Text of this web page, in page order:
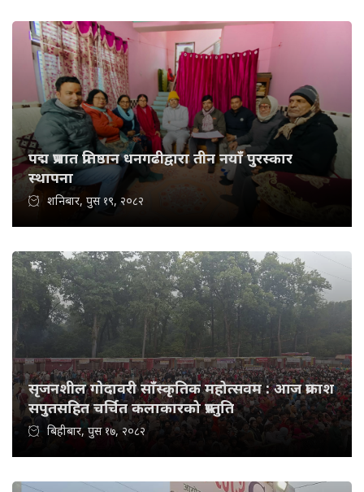
पद्म प्रभात प्रतिष्ठान धनगढीद्वारा तीन नयाँ पुरस्कार
स्थापना
शनिबार, पुस १९, २०८२
सृजनशील गोदावरी साँस्कृतिक महोत्सवम : आज प्रकाश
सपुतसहित चर्चित कलाकारको प्रस्तुति
बिहीबार, पुस १७, २०८२